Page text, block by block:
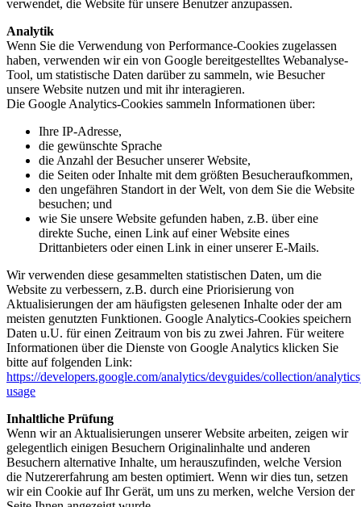
verwendet, die Website für unsere Benutzer anzupassen.
Analytik
Wenn Sie die Verwendung von Performance-Cookies zugelassen
haben, verwenden wir ein von Google bereitgestelltes Webanalyse-
Tool, um statistische Daten darüber zu sammeln, wie Besucher
unsere Website nutzen und mit ihr interagieren.
Die Google Analytics-Cookies sammeln Informationen über:
Ihre IP-Adresse,
die gewünschte Sprache
die Anzahl der Besucher unserer Website,
die Seiten oder Inhalte mit dem größten Besucheraufkommen,
den ungefähren Standort in der Welt, von dem Sie die Website
besuchen; und
wie Sie unsere Website gefunden haben, z.B. über eine
direkte Suche, einen Link auf einer Website eines
Drittanbieters oder einen Link in einer unserer E-Mails.
Wir verwenden diese gesammelten statistischen Daten, um die
Website zu verbessern, z.B. durch eine Priorisierung von
Aktualisierungen der am häufigsten gelesenen Inhalte oder der am
meisten genutzten Funktionen. Google Analytics-Cookies speichern
Daten u.U. für einen Zeitraum von bis zu zwei Jahren. Für weitere
Informationen über die Dienste von Google Analytics klicken Sie
bitte auf folgenden Link:
https://developers.google.com/analytics/devguides/collection/
usage
Inhaltliche Prüfung
Wenn wir an Aktualisierungen unserer Website arbeiten, zeigen wir
gelegentlich einigen Besuchern Originalinhalte und anderen
Besuchern alternative Inhalte, um herauszufinden, welche Version
die Nutzererfahrung am besten optimiert. Wenn wir dies tun, setzen
wir ein Cookie auf Ihr Gerät, um uns zu merken, welche Version der